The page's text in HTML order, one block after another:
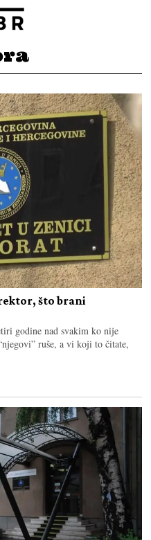
što brani
godine nad svakim ko nije
ruše, a vi koji to čitate,